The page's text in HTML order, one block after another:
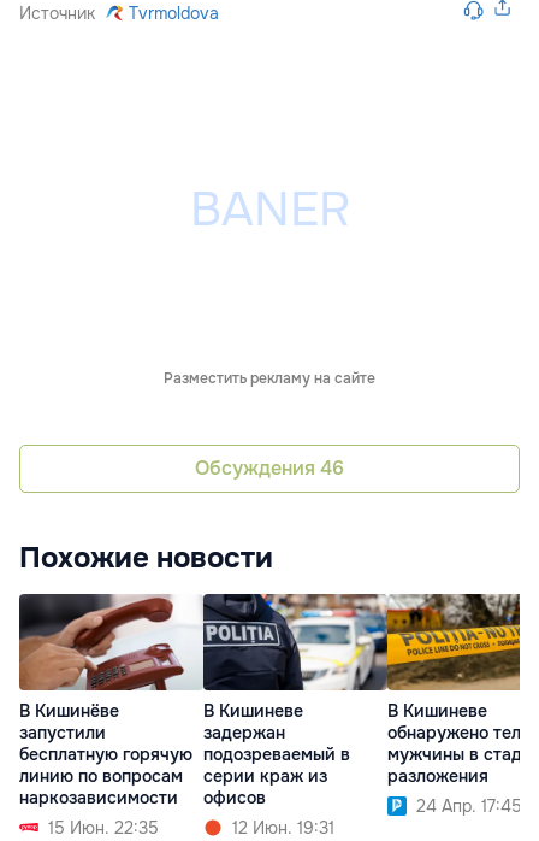
Источник Tvrmoldova
Разместить рекламу на сайте
Обсуждения 46
Похожие новости
В Кишинёве
запустили
бесплатную горячую
линию по вопросам
наркозависимости
15 Июн. 22:35
В Кишиневе
задержан
подозреваемый в
серии краж из
офисов
12 Июн. 19:31
В Кишиневе
обнаружено тело
мужчины в
разложения
24 Апр. 17:45